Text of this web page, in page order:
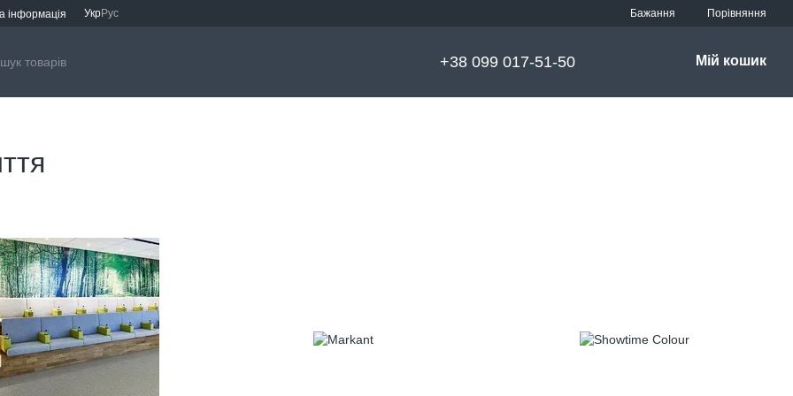
інформація УкрРус Бажання Порівняння
+38 099 017-51-50 Мій кошик